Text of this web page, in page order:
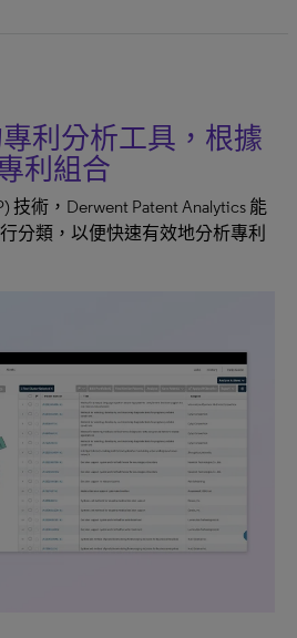
利分析工具，根據
利組合
技術，Derwent Patent Analytics 能
分類，以便快速有效地分析專利